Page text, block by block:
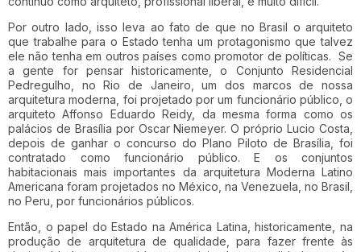
Por outro lado, isso leva ao fato de que no Brasil o arquiteto
que trabalhe para o Estado tenha um protagonismo que talvez
ele não tenha em outros países como promotor de políticas. Se
a gente for pensar historicamente, o Conjunto Residencial
Pedregulho, no Rio de Janeiro, um dos marcos de nossa
arquitetura moderna, foi projetado por um funcionário público, o
arquiteto Affonso Eduardo Reidy, da mesma forma como os
palácios de Brasília por Oscar Niemeyer. O próprio Lucio Costa,
depois de ganhar o concurso do Plano Piloto de Brasília, foi
contratado como funcionário público. E os conjuntos
habitacionais mais importantes da arquitetura Moderna Latino
Americana foram projetados no México, na Venezuela, no Brasil,
no Peru, por funcionários públicos.
Então, o papel do Estado na América Latina, historicamente, na
produção de arquitetura de qualidade, para fazer frente às